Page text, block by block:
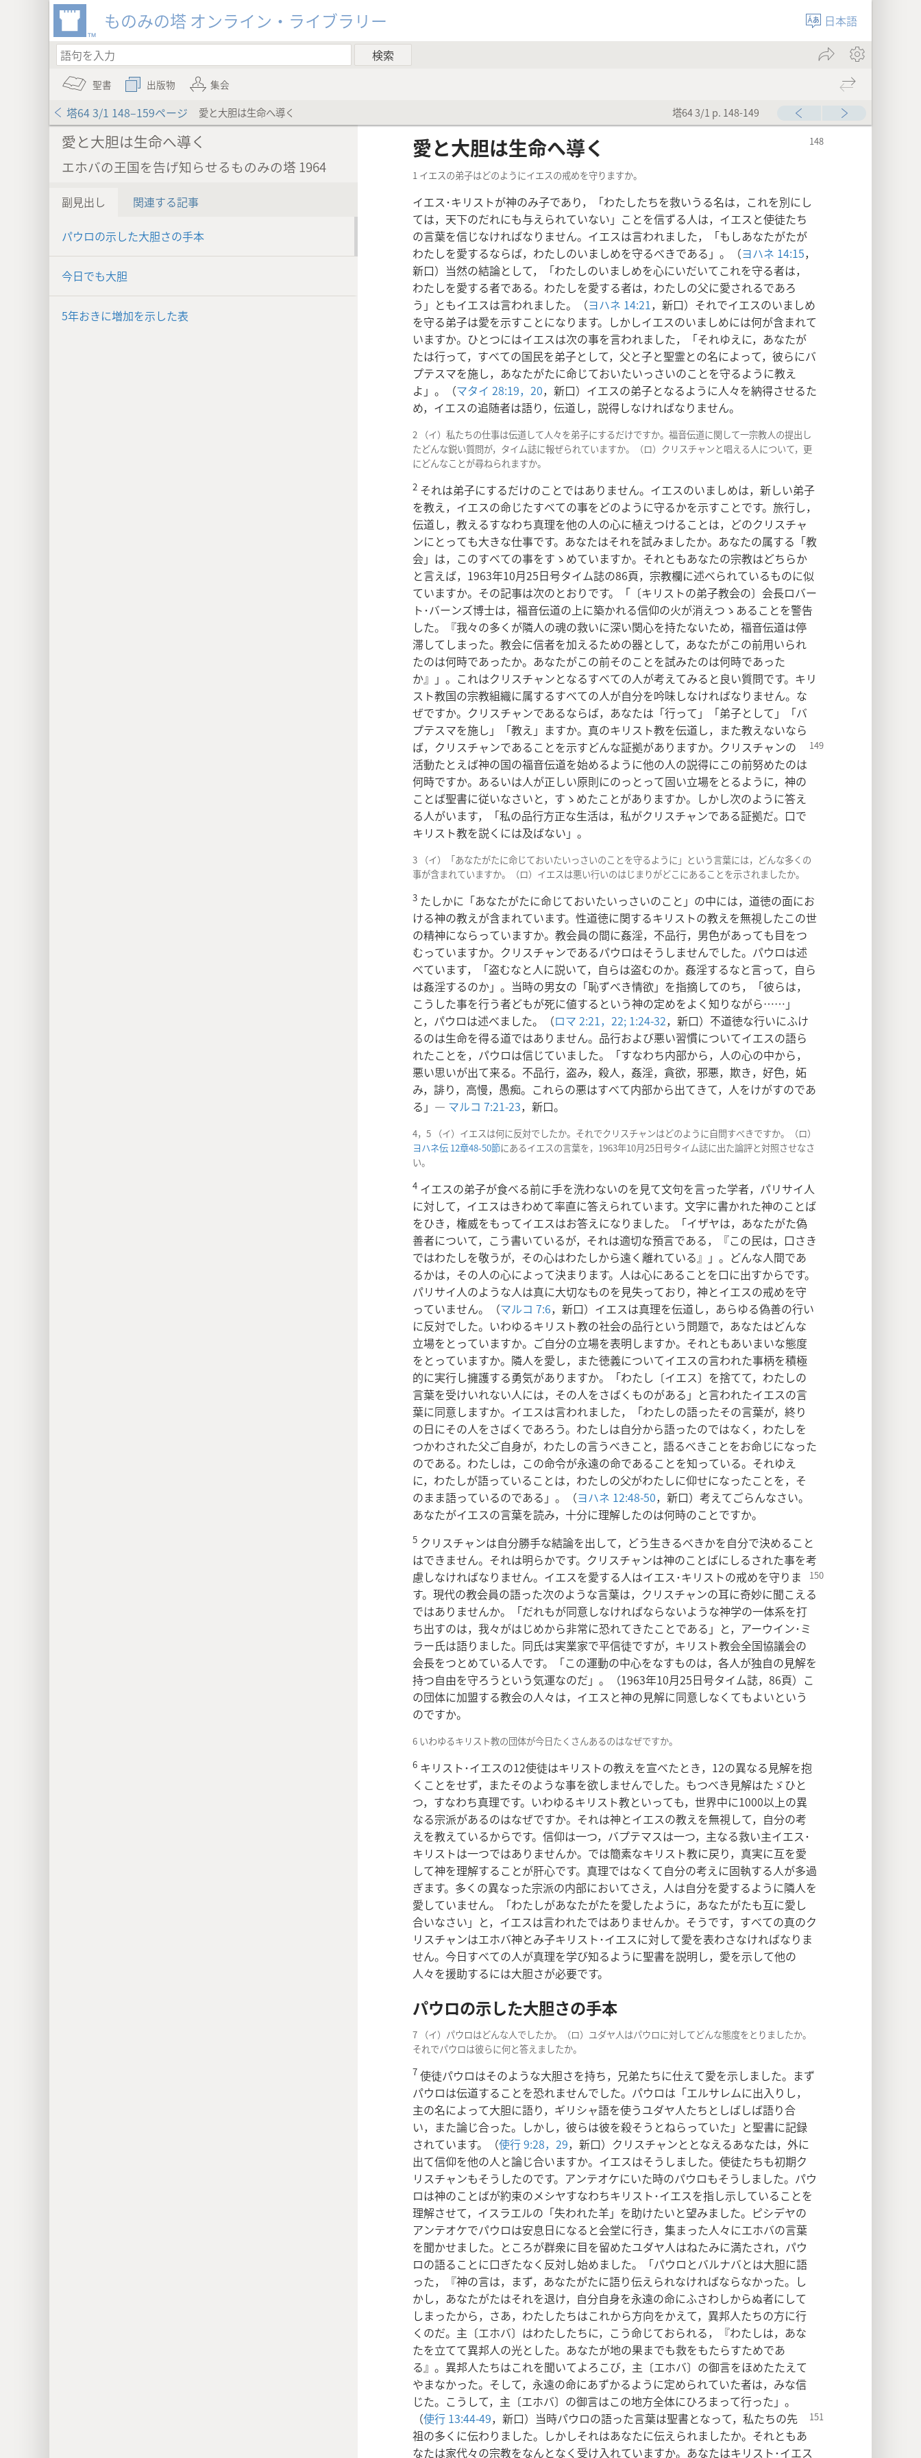
ものみの塔 オンライン・ライブラリー 日本語
聖書 出版物 集会
塔64 3/1 148–159ページ 愛と大胆は生命へ導く 塔64 3/1 p. 148-149
愛と大胆は生命へ導く
エホバの王国を告げ知らせるものみの塔 1964
副見出し 関連する記事
パウロの示した大胆さの手本
今日でも大胆
5年おきに増加を示した表
愛と大胆は生命へ導く
1 イエスの弟子はどのようにイエスの戒めを守りますか。
イエス･キリストが神のみ子であり，「わたしたちを救いうる名は，これを別にし
ては，天下のだれにも与えられていない」ことを信ずる人は，イエスと使徒たち
の言葉を信じなければなりません。イエスは言われました，「もしあなたがたが
わたしを愛するならば，わたしのいましめを守るべきである」。（ヨハネ 14:15，
新口）当然の結論として，「わたしのいましめを心にいだいてこれを守る者は，
わたしを愛する者である。わたしを愛する者は，わたしの父に愛されるであろ
う」ともイエスは言われました。（ヨハネ 14:21，新口）それでイエスのいましめ
を守る弟子は愛を示すことになります。しかしイエスのいましめには何が含まれて
いますか。ひとつにはイエスは次の事を言われました，「それゆえに，あなたが
たは行って，すべての国民を弟子として，父と子と聖霊との名によって，彼らにバ
プテスマを施し，あなたがたに命じておいたいっさいのことを守るように教え
よ」。（マタイ 28:19，20，新口）イエスの弟子となるように人々を納得させるた
め，イエスの追随者は語り，伝道し，説得しなければなりません。
2 （イ）私たちの仕事は伝道して人々を弟子にするだけですか。福音伝道に関して一宗教人の提出し
たどんな鋭い質問が，タイム誌に報ぜられていますか。（ロ）クリスチャンと唱える人について，更
にどんなことが尋ねられますか。
2 それは弟子にするだけのことではありません。イエスのいましめは，新しい弟子
を教え，イエスの命じたすべての事をどのように守るかを示すことです。旅行し，
伝道し，教えるすなわち真理を他の人の心に植えつけることは，どのクリスチャ
ンにとっても大きな仕事です。あなたはそれを試みましたか。あなたの属する「教
会」は，このすべての事をすゝめていますか。それともあなたの宗教はどちらか
と言えば，1963年10月25日号タイム誌の86頁，宗教欄に述べられているものに似
ていますか。その記事は次のとおりです。「〔キリストの弟子教会の〕会長ロバー
ト･バーンズ博士は，福音伝道の上に築かれる信仰の火が消えつゝあることを警告
した。『我々の多くが隣人の魂の救いに深い関心を持たないため，福音伝道は停
滞してしまった。教会に信者を加えるための器として，あなたがこの前用いられ
たのは何時であったか。あなたがこの前そのことを試みたのは何時であった
か』」。これはクリスチャンとなるすべての人が考えてみると良い質問です。キリ
スト教国の宗教組織に属するすべての人が自分を吟味しなければなりません。な
ぜですか。クリスチャンであるならば，あなたは「行って」「弟子として」「バ
プテスマを施し」「教え」ますか。真のキリスト教を伝道し，また教えないなら
ば，クリスチャンであることを示すどんな証拠があり ますか。クリスチャンの
活動たとえば神の国の福音伝道を始めるように他の人の説得にこの前努めたのは
何時ですか。あるいは人が正しい原則にのっとって固い立場をとるように，神の
ことば聖書に従いなさいと，すゝめたことがありますか。しかし次のように答え
る人がいます，「私の品行方正な生活は，私がクリスチャンである証拠だ。口で
キリスト教を説くには及ばない」。
3 （イ）「あなたがたに命じておいたいっさいのことを守るように」という言葉には，どんな多くの
事が含まれていますか。（ロ）イエスは悪い行いのはじまりがどこにあることを示されましたか。
3 たしかに「あなたがたに命じておいたいっさいのこと」の中には，道徳の面にお
ける神の教えが含まれています。性道徳に関するキリストの教えを無視したこの世
の精神にならっていますか。教会員の間に姦淫，不品行，男色があっても目をつ
むっていますか。クリスチャンであるパウロはそうしませんでした。パウロは述
べています，「盗むなと人に説いて，自らは盗むのか。姦淫するなと言って，自ら
は姦淫するのか」。当時の男女の「恥ずべき情欲」を指摘してのち，「彼らは，
こうした事を行う者どもが死に値するという神の定めをよく知りながら……」
と，パウロは述べました。（ロマ 2:21，22; 1:24-32，新口）不道徳な行いにふけ
るのは生命を得る道ではありません。品行および悪い習慣についてイエスの語ら
れたことを，パウロは信じていました。「すなわち内部から，人の心の中から，
悪い思いが出て来る。不品行，盗み，殺人，姦淫，貪欲，邪悪，欺き，好色，妬
み，誹り，高慢，愚痴。これらの悪はすべて内部から出てきて，人をけがすのであ
る」― マルコ 7:21-23，新口。
4，5 （イ）イエスは何に反対でしたか。それでクリスチャンはどのように自問すべきですか。（ロ）
ヨハネ伝 12章48-50節にあるイエスの言葉を，1963年10月25日号タイム誌に出た論評と対照させなさ
い。
4 イエスの弟子が食べる前に手を洗わないのを見て文句を言った学者，パリサイ人
に対して，イエスはきわめて率直に答えられています。文字に書かれた神のことば
をひき，権威をもってイエスはお答えになりました。「イザヤは，あなたがた偽
善者について，こう書いているが，それは適切な預言である，『この民は，口さき
ではわたしを敬うが，その心はわたしから遠く離れている』」。どんな人間であ
るかは，その人の心によって決まります。人は心にあることを口に出すからです。
パリサイ人のような人は真に大切なものを見失っており，神とイエスの戒めを守
っていません。（マルコ 7:6，新口）イエスは真理を伝道し，あらゆる偽善の行い
に反対でした。いわゆるキリスト教の社会の品行という問題で，あなたはどんな
立場をとっていますか。ご自分の立場を表明しますか。それともあいまいな態度
をとっていますか。隣人を愛し，また徳義についてイエスの言われた事柄を積極
的に実行し擁護する勇気がありますか。「わたし〔イエス〕を捨てて，わたしの
言葉を受けいれない人には，その人をさばくものがある」と言われたイエスの言
葉に同意しますか。イエスは言われました，「わたしの語ったその言葉が，終り
の日にその人をさばくであろう。わたしは自分から語ったのではなく，わたしを
つかわされた父ご自身が，わたしの言うべきこと，語るべきことをお命じになった
のである。わたしは，この命令が永遠の命であることを知っている。それゆえ
に，わたしが語っていることは，わたしの父がわたしに仰せになったことを，そ
のまま語っているのである」。（ヨハネ 12:48-50，新口）考えてごらんなさい。
あなたがイエスの言葉を読み，十分に理解したのは何時のことですか。
5 クリスチャンは自分勝手な結論を出して，どう生きるべきかを自分で決めること
はできません。それは明らかです。クリスチャンは神のことばにしるされた事を考
慮しなければなりません。イエスを愛する人はイエス･キリストの戒めを守りま
す。現代の教会員の語った次のような言葉は，クリスチャンの耳に奇妙に聞こえる
ではありませんか。「だれもが同意しなければならないような神学の一体系を打
ち出すのは，我々がはじめから非常に恐れてきたことである」と，アーウイン･ミ
ラー氏は語りました。同氏は実業家で平信徒ですが，キリスト教会全国協議会の
会長をつとめている人です。「この運動の中心をなすものは，各人が独自の見解を
持つ自由を守ろうという気運なのだ」。（1963年10月25日号タイム誌，86頁）こ
の団体に加盟する教会の人々は，イエスと神の見解に同意しなくてもよいという
のですか。
6 いわゆるキリスト教の団体が今日たくさんあるのはなぜですか。
6 キリスト･イエスの12使徒はキリストの教えを宣べたとき，12の異なる見解を抱
くことをせず，またそのような事を欲しませんでした。もつべき見解はたゞひと
つ，すなわち真理です。いわゆるキリスト教といっても，世界中に1000以上の異
なる宗派があるのはなぜですか。それは神とイエスの教えを無視して，自分の考
えを教えているからです。信仰は一つ，バプテマスは一つ，主なる救い主イエス･
キリストは一つではありませんか。では簡素なキリスト教に戻り，真実に互を愛
して神を理解することが肝心です。真理ではなくて自分の考えに固執する人が多過
ぎます。多くの異なった宗派の内部においてさえ，人は自分を愛するように隣人を
愛していません。「わたしがあなたがたを愛したように，あなたがたも互に愛し
合いなさい」と，イエスは言われたではありませんか。そうです，すべての真のク
リスチャンはエホバ神とみ子キリスト･イエスに対して愛を表わさなければなりま
せん。今日すべての人が真理を学び知るように聖書を説明し，愛を示して他の
人々を援助するには大胆さが必要です。
パウロの示した大胆さの手本
7 （イ）パウロはどんな人でしたか。（ロ）ユダヤ人はパウロに対してどんな態度をとりましたか。
それでパウロは彼らに何と答えましたか。
7 使徒パウロはそのような大胆さを持ち，兄弟たちに仕えて愛を示しました。まず
パウロは伝道することを恐れませんでした。パウロは「エルサレムに出入りし，
主の名によって大胆に語り，ギリシャ語を使うユダヤ人たちとしばしば語り合
い，また論じ合った。しかし，彼らは彼を殺そうとねらっていた」と聖書に記録
されています。（使行 9:28，29，新口）クリスチャンととなえるあなたは，外に
出て信仰を他の人と論じ合いますか。イエスはそうしました。使徒たちも初期ク
リスチャンもそうしたのです。アンテオケにいた時のパウロもそうしました。パウ
ロは神のことばが約束のメシヤすなわちキリスト･イエスを指し示していることを
理解させて，イスラエルの「失われた羊」を助けたいと望みました。ピシデヤの
アンテオケでパウロは安息日になると会堂に行き，集まった人々にエホバの言葉
を聞かせました。ところが群衆に目を留めたユダヤ人はねたみに満たされ，パウ
ロの語ることに口ぎたなく反対し始めました。「パウロとバルナバとは大胆に語
った，『神の言は，まず，あなたがたに語り伝えられなければならなかった。し
かし，あなたがたはそれを退け，自分自身を永遠の命にふさわしからぬ者にして
しまったから，さあ，わたしたちはこれから方向をかえて，異邦人たちの方に行
くのだ。主〔エホバ〕はわたしたちに，こう命じておられる，『わたしは，あな
たを立てて異邦人の光とした。あなたが地の果までも救をもたらすためであ
る』。異邦人たちはこれを聞いてよろこび，主〔エホバ〕の御言をほめたたえて
やまなかった。そして，永遠の命にあずかるように定められていた者は，みな信
じた。こうして，主〔エホバ〕の御言はこの地方全体にひろまって行った」。
（使行 13:44-49，新口）当時パウロの語った言葉は聖書となって，私たちの先
祖の多くに伝わりました。しかしそれはあなたに伝えられましたか。それともあ
なたは家代々の宗教をなんとなく受け入れていますか。あなたはキリスト･イエス